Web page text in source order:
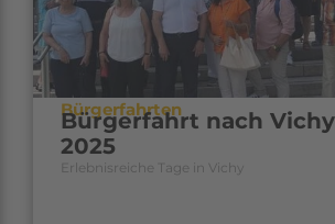
Bürgerfahrten
Bürgerfahrt nach Vichy
2025
Erlebnisreiche Tage in Vichy